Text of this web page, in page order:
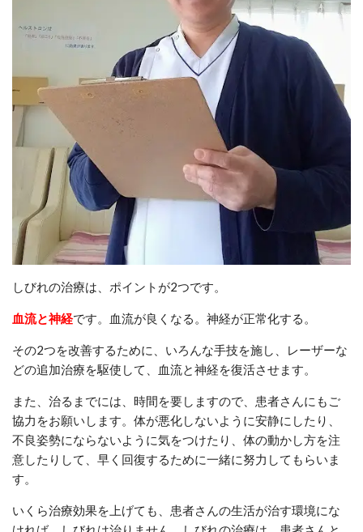
しびれの治療は、ポイントが2つです。
血流と神経です。血流が良くなる。神経が正常化する。
その2つを改善するために、いろんな手技を施し、レーザーな
どの追加治療を駆使して、血流と神経を復活させます。
また、治るまでには、時間を要しますので、患者さんにもご
協力をお願いします。体が悪化しないように安静にしたり、
不良姿勢にならないように気をつけたり、体の動かし方を注
意したりして、早く回復するために一緒に努力してもらいま
す。
いくら治療効果を上げても、患者さんの生活が治す環境にな